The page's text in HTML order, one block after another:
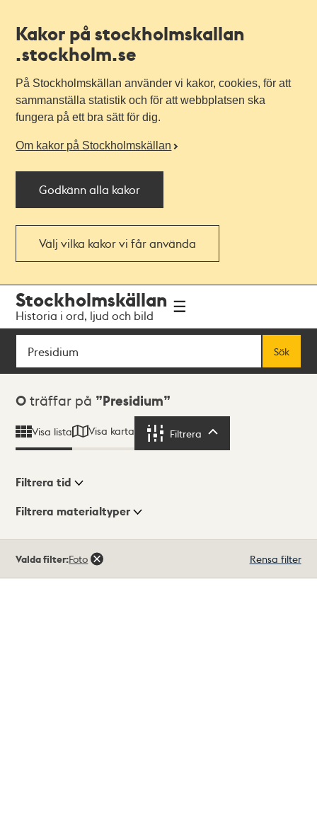
Kakor på stockholmskallan
.stockholm.se
På Stockholmskällan använder vi kakor, cookies, för att
sammanställa statistik och för att webbplatsen ska
fungera på ett bra sätt för dig.
Om kakor på Stockholmskällan
Godkänn alla kakor
Välj vilka kakor vi får använda
navigationen
huvudinnehållet
Stockholmskällan
Historia i ord, ljud och bild
Sök
Sök
Sökresultat
0 träffar på Presidium
Visa lista Visa karta Filtrera
Visningsläge
Filtrera tid
Filtrera materialtyper
träffar
Valda filter:Foto Rensa filter